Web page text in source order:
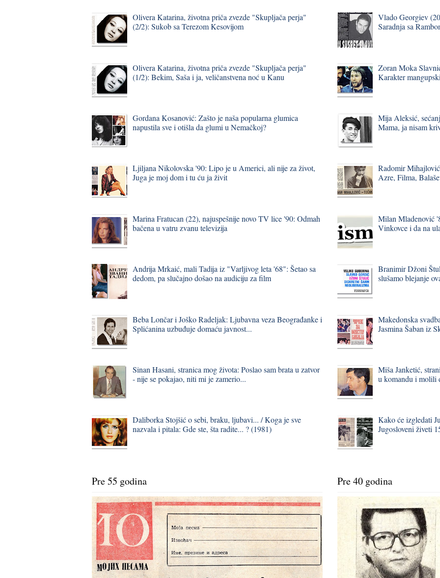
Olivera Katarina, životna priča zvezde "Skupljača perja"
(2/2): Sukob sa Terezom Kesovijom
Olivera Katarina, životna priča zvezde "Skupljača perja"
(1/2): Bekim, Saša i ja, veličanstvena noć u Kanu
Gordana Kosanović: Zašto je naša popularna glumica
napustila sve i otišla da glumi u Nemačkoj?
Ljiljana Nikolovska '90: Lipo je u Americi, ali nije za život,
Juga je moj dom i tu ću ja živit
Marina Fratucan (22), najuspešnije novo TV lice '90: Odmah
bačena u vatru zvanu televizija
Andrija Mrkaić, mali Tadija iz "Varljivog leta '68": Šetao sa
dedom, pa slučajno došao na audiciju za film
Beba Lončar i Joško Radeljak: Ljubavna veza Beograđanke i
Splićanina uzbuđuje domaću javnost...
Sinan Hasani, stranica mog života: Poslao sam brata u zatvor
- nije se pokajao, niti mi je zamerio...
Daliborka Stojšić o sebi, braku, ljubavi... / Koga je sve
nazvala i pitala: Gde ste, šta radite... ? (1981)
Pre 55 godina
Vlado Georgiev
Saradnja sa
Zoran Moka
Karakter
Mija Aleksić,
Mаmа, jа nisаm
Radomir Mihajlović
Azre, Filma,
Milan Mladenović
Vinkovce i da na
Branimir Džoni
slušamo blejanje
Makedonska
Jasmina Šaban iz
Miša Janketić,
u komаndu i molili
Kako će izgledati
Jugosloveni živeti
Pre 40 godina